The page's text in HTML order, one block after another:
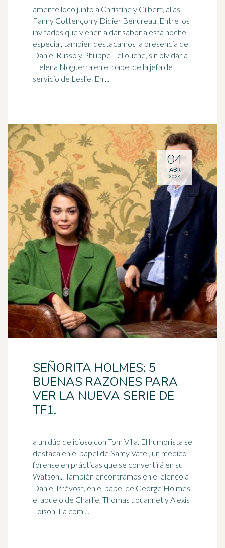
amente loco junto a Christine y Gilbert, alias
Fanny Cottençon y Didier Bénureau. Entre los
invitados que vienen a dar sabor a esta noche
especial, también destacamos la presencia de
Daniel Russo y Philippe Lellouche, sin olvidar a
Helena Noguerra en el papel de la jefa de
servicio de Leslie. En ...
SEÑORITA HOLMES: 5
BUENAS RAZONES PARA
VER LA NUEVA SERIE DE
TF1.
a un dúo delicioso con Tom Villa. El humorista se
destaca en el papel de Samy Vatel, un médico
forense en prácticas que se convertirá en su
Watson... También encontramos en el elenco a
Daniel Prévost, en el papel de George Holmes,
el abuelo de Charlie, Thomas Jouannet y Alexis
Loison. La com ...
04
ABR
2024